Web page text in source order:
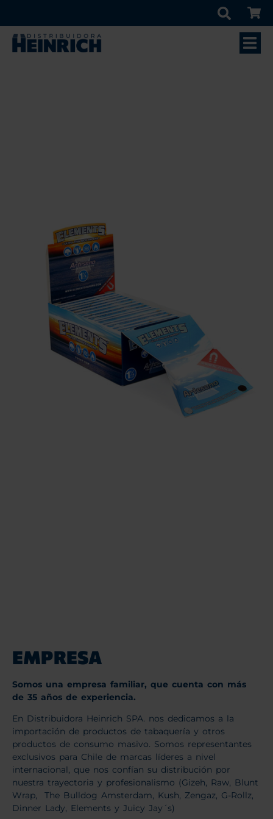
EMPRESA
Somos una empresa familiar, que cuenta con más
de 35 años de experiencia.
En Distribuidora Heinrich SPA. nos dedicamos a la
importación de productos de tabaquería y otros
productos de consumo masivo. Somos representantes
exclusivos para Chile de marcas líderes a nivel
internacional, que nos confían su distribución por
nuestra trayectoria y profesionalismo (Gizeh, Raw, Blunt
Wrap, The Bulldog Amsterdam, Kush, Zengaz, G-Rollz,
Dinner Lady, Elements y Juicy Jay´s)